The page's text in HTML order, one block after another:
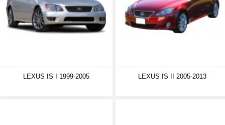
LEXUS IS I 1999-2005 LEXUS IS II 2005-2013